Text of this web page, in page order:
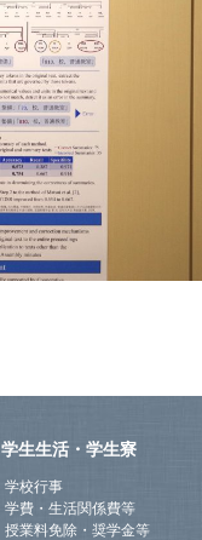
学生生活・学生寮
学校行事
学費・生活関係費等
授業料免除・奨学金等